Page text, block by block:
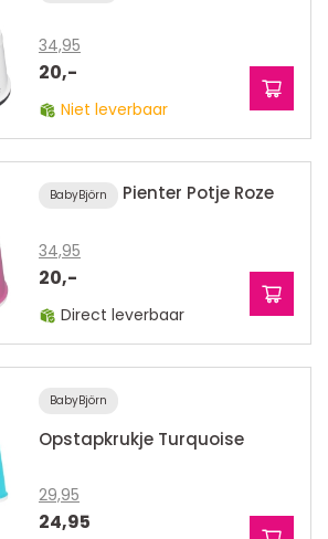
en wipstoeltjes
34,95
20,-
Niet leverbaar
BabyBjörn Pienter Potje Roze
34,95
20,-
Direct leverbaar
BabyBjörn
Opstapkrukje Turquoise
29,95
24,95